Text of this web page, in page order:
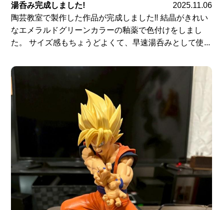
湯呑み完成しました!
2025.11.06
陶芸教室で製作した作品が完成しました‼ 結晶がきれい
なエメラルドグリーンカラーの釉薬で色付けをしまし
た。 サイズ感もちょうどよくて、早速湯呑みとして使...